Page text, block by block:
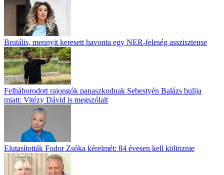
Brutális, mennyit keresett havonta egy NER-feleség asszisztense
Felháborodott rajongók panaszkodnak Sebestyén Balázs bulija
miatt: Vitézy Dávid is megszólalt
Elutasították Fodor Zsóka kérelmét: 84 évesen kell költöznie